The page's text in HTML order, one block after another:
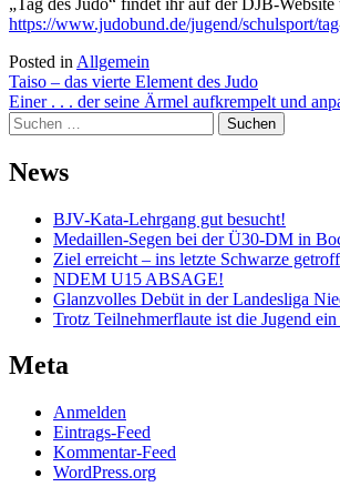
https://www.judobund.de/jugend/schulsport/
Posted in Allgemein
Beitragsnavigation
Taiso – das vierte Element des Judo
Einer . . . der seine Ärmel aufkrempelt und
Suchen
nach:
News
BJV-Kata-Lehrgang gut besucht!
Medaillen-Segen bei der Ü30-DM in
Ziel erreicht – ins letzte Schwarze
NDEM U15 ABSAGE!
Glanzvolles Debüt in der Landesliga
Trotz Teilnehmerflaute ist die Jugend
Meta
Anmelden
Eintrags-Feed
Kommentar-Feed
WordPress.org